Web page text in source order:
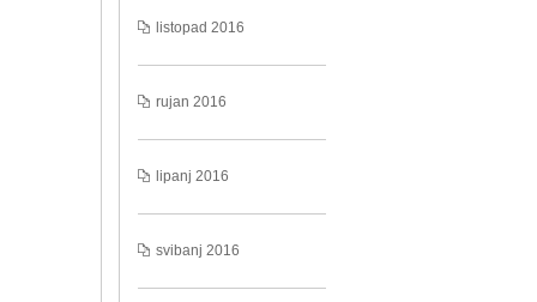
listopad 2016
rujan 2016
lipanj 2016
svibanj 2016